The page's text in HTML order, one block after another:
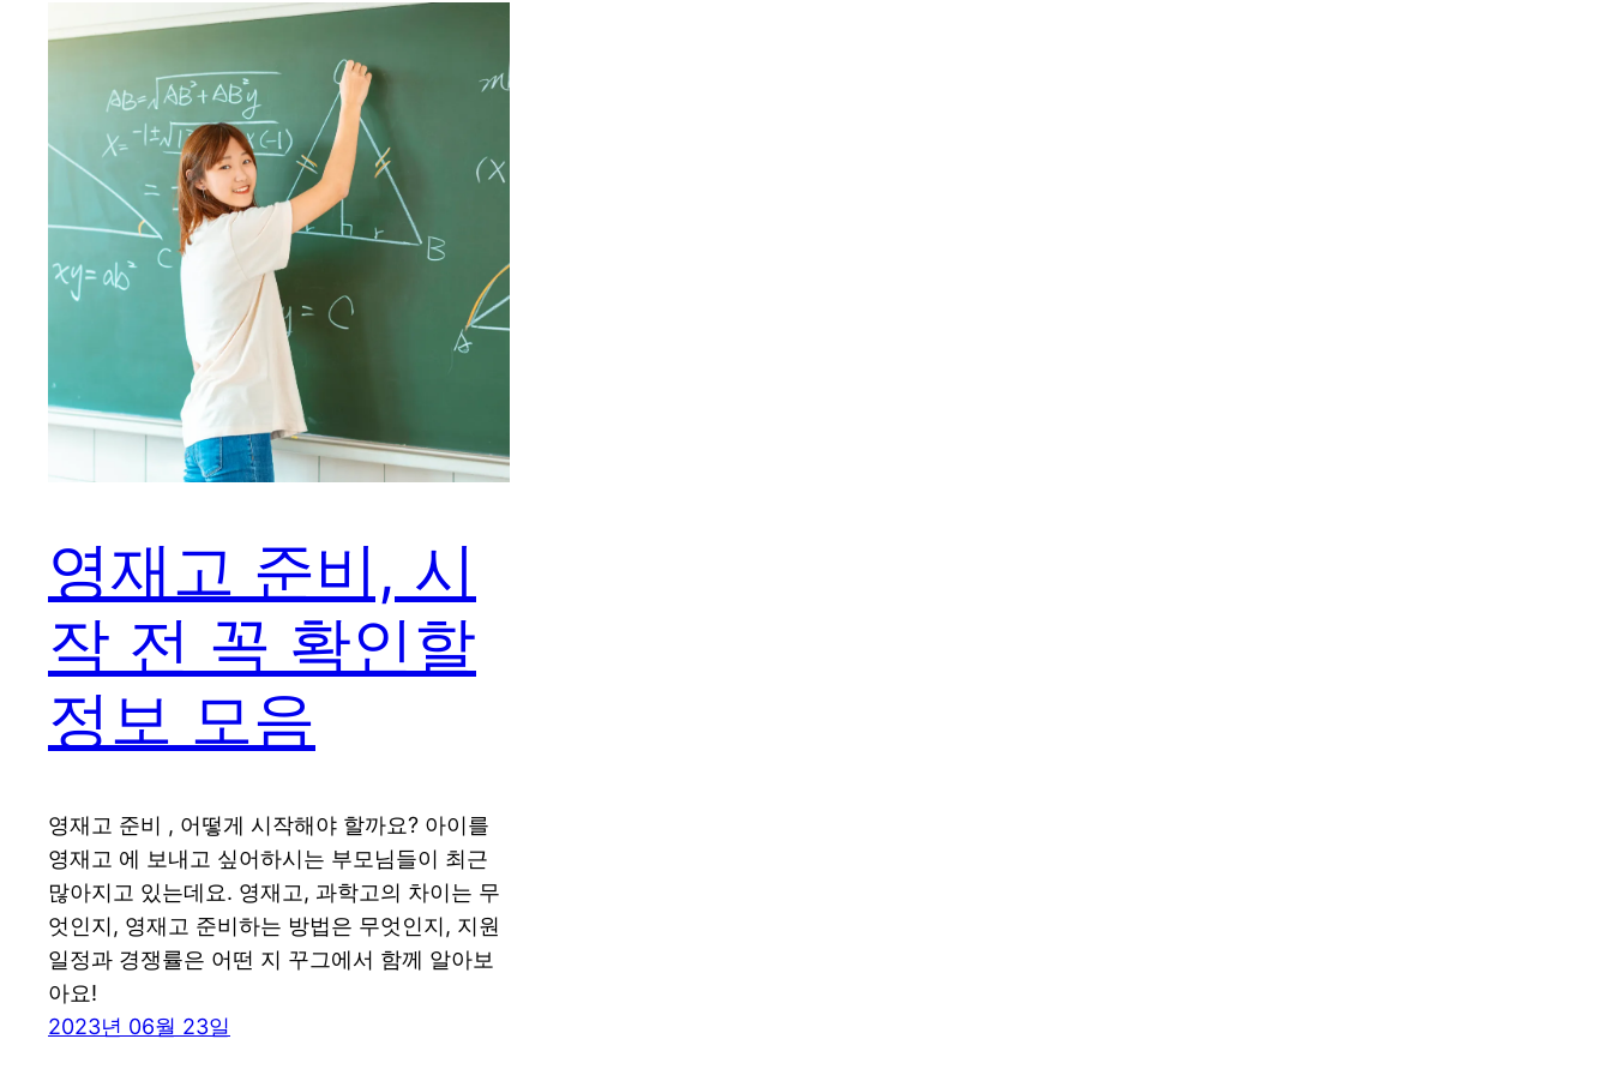
영재고 준비, 시
작 전 꼭 확인할
정보 모음
영재고 준비 , 어떻게 시작해야 할까요? 아이를
영재고 에 보내고 싶어하시는 부모님들이 최근
많아지고 있는데요. 영재고, 과학고의 차이는 무
엇인지, 영재고 준비하는 방법은 무엇인지, 지원
일정과 경쟁률은 어떤 지 꾸그에서 함께 알아보
아요!
2023년 06월 23일